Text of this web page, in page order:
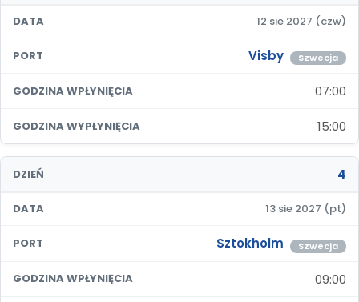
DATA 12 sie 2027 (czw)
PORT Visby Szwecja
GODZINA WPŁYNIĘCIA 07:00
GODZINA WYPŁYNIĘCIA 15:00
DZIEŃ 4
DATA 13 sie 2027 (pt)
PORT Sztokholm Szwecja
GODZINA WPŁYNIĘCIA 09:00